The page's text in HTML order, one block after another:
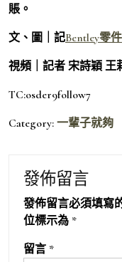
賬。
文、圖｜記Bentley零件
視頻｜記者 宋詩穎 王
TC:osder9follow7
Category: 一輩子就夠
發佈留言
發佈留言必須填寫
位標示為 *
留言 *